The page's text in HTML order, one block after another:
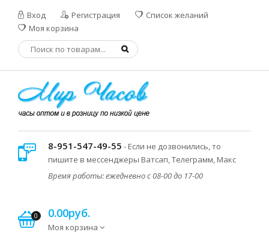
Вход Регистрация
Список желаний
Моя корзина
8-951-547-49-55 - Если не дозвонились, то
пишите в мессенджеры Ватсап, Телеграмм, Макс
Время работы: ежедневно с 08-00 до 17-00
0 0.00руб.
Моя корзина